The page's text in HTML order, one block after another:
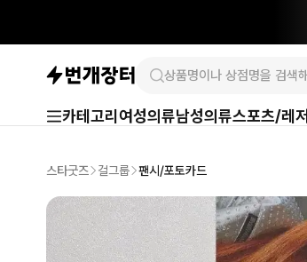
카테고리 여성의류남성의류스포츠/레저
스타굿즈 걸그룹 팬시/포토카드